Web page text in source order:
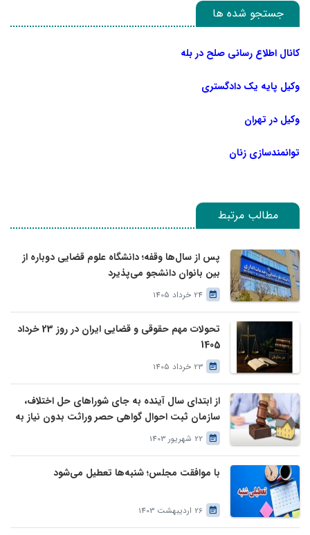
جستجو شده ها
کانال اطلاع رسانی صلح در بله
وکیل پایه یک دادگستری
وکیل در تهران
توانمندسازی زنان
مطالب مرتبط
پس از سال‌ها وقفه؛ دانشگاه علوم قضایی دوباره از
بین بانوان دانشجو می‌پذیرد
24 خرداد 1405
تحولات مهم حقوقی و قضایی ایران در روز 23 خرداد
1405
23 خرداد 1405
از ابتدای سال آینده به جای شوراهای حل اختلاف،
سازمان ثبت احوال گواهی حصر وراثت بدون نیاز به
درخواست وراث صادر خواهد کرد
22 شهریور 1403
با موافقت مجلس؛ شنبه‌ها تعطیل می‌شود
26 اردیبهشت 1403